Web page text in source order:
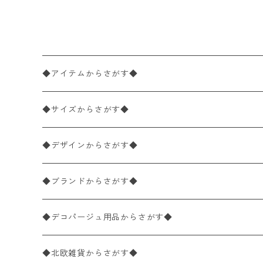
◆アイテムからさがす◆
ペーパーナプキン2枚バラ売り
ペーパーナプキン1枚バラ売り
ペーパーナプキン20枚入りパック
ペーパーナプキン10枚入りパック
ライスペーパー
◆サイズからさがす◆
33×33cm（ランチサイズ）
バラ売り
パック売り
25×25cm（カクテルサイズ）
バラ売り
パック売り
40×40cm（ディナーサイズ）
バラ売り
21×21cm（ポケットサイズ）
◆デザインからさがす◆
花柄
植物・グリーン柄
動物・鳥・昆虫・蝶柄
◆ブランドからさがす◆
ドイツ製 IHR/イア
ランチサイズ
ドイツ製 Ambiente/アンビエンテ
◆デコパージュ用品からさがす◆
デコパージュ液
◆北欧雑貨からさがす◆